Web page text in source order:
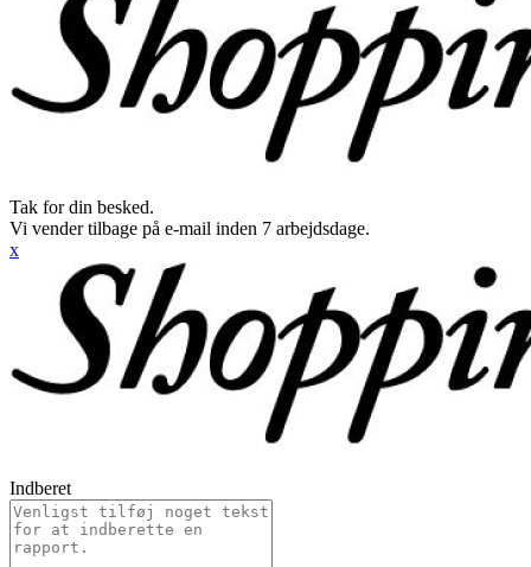
Tak for din besked.
Vi vender tilbage på e-mail inden 7 arbejdsdage.
x
Indberet